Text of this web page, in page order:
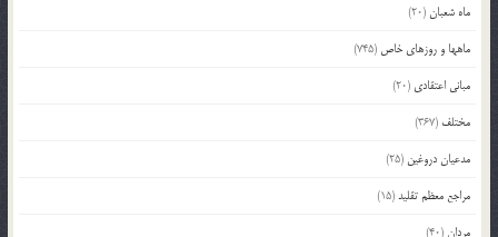
ماه شعبان(20)
ماهها و روزهای خاص (745)
مبانی اعتقادی (20)
مختلف (367)
مدعیان دروغین (25)
مراجع معظم تقلید(15)
مردان(40)